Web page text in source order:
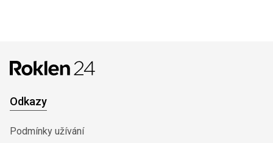
Odkazy
Podmínky užívání